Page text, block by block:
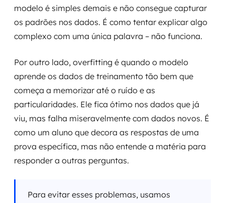
modelo é simples demais e não consegue capturar
os padrões nos dados. É como tentar explicar algo
complexo com uma única palavra – não funciona.
Por outro lado, overfitting é quando o modelo
aprende os dados de treinamento tão bem que
começa a memorizar até o ruído e as
particularidades. Ele fica ótimo nos dados que já
viu, mas falha miseravelmente com dados novos. É
como um aluno que decora as respostas de uma
prova específica, mas não entende a matéria para
responder a outras perguntas.
Para evitar esses problemas, usamos